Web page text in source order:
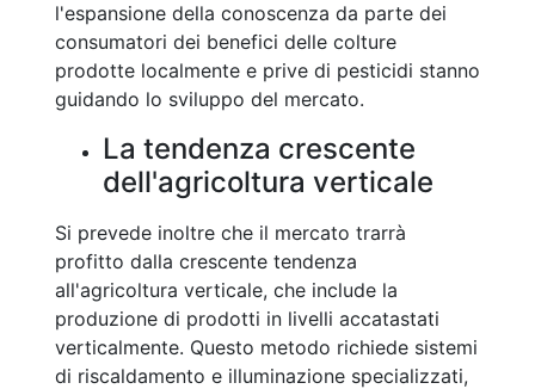
l'espansione della conoscenza da parte dei
consumatori dei benefici delle colture
prodotte localmente e prive di pesticidi stanno
guidando lo sviluppo del mercato.
La tendenza crescente
dell'agricoltura verticale
Si prevede inoltre che il mercato trarrà
profitto dalla crescente tendenza
all'agricoltura verticale, che include la
produzione di prodotti in livelli accatastati
verticalmente. Questo metodo richiede sistemi
di riscaldamento e illuminazione specializzati,